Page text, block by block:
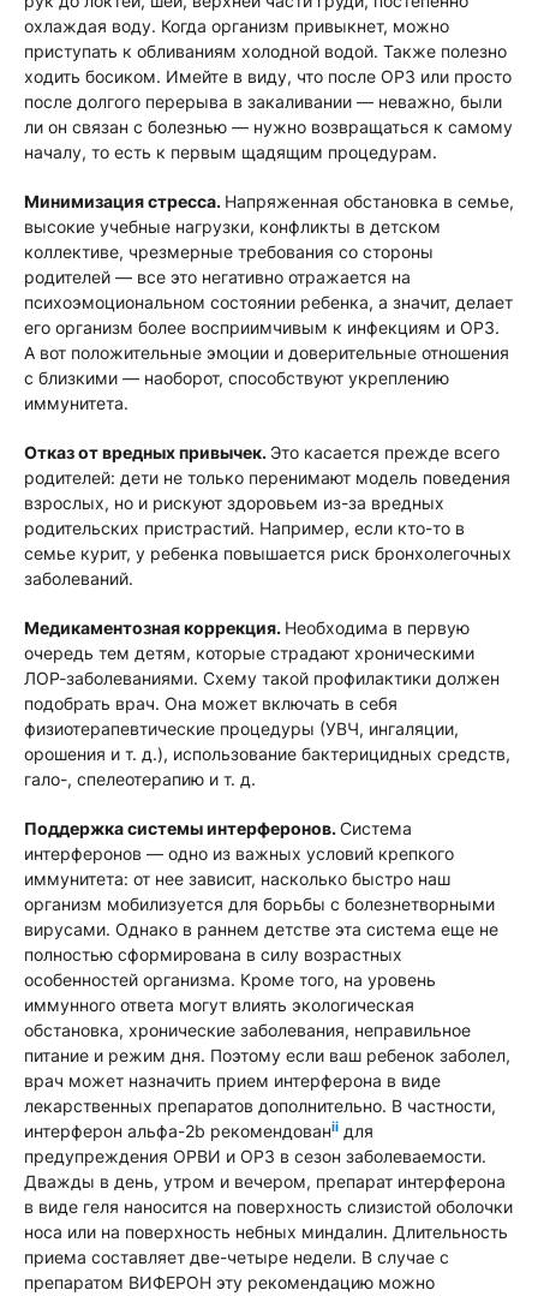
охлаждая воду. Когда организм привыкнет, можно
приступать к обливаниям холодной водой. Также полезно
ходить босиком. Имейте в виду, что после ОРЗ или просто
после долгого перерыва в закаливании — неважно, были
ли он связан с болезнью — нужно возвращаться к самому
началу, то есть к первым щадящим процедурам.
Минимизация стресса. Напряженная обстановка в семье,
высокие учебные нагрузки, конфликты в детском
коллективе, чрезмерные требования со стороны
родителей — все это негативно отражается на
психоэмоциональном состоянии ребенка, а значит, делает
его организм более восприимчивым к инфекциям и ОРЗ.
А вот положительные эмоции и доверительные отношения
с близкими — наоборот, способствуют укреплению
иммунитета.
Отказ от вредных привычек. Это касается прежде всего
родителей: дети не только перенимают модель поведения
взрослых, но и рискуют здоровьем из-за вредных
родительских пристрастий. Например, если кто-то в
семье курит, у ребенка повышается риск бронхолегочных
заболеваний.
Медикаментозная коррекция. Необходима в первую
очередь тем детям, которые страдают хроническими
ЛОР-заболеваниями. Схему такой профилактики должен
подобрать врач. Она может включать в себя
физиотерапевтические процедуры (УВЧ, ингаляции,
орошения и т. д.), использование бактерицидных средств,
гало-, спелеотерапию и т. д.
Поддержка системы интерферонов.Система
интерферонов — одно из важных условий крепкого
иммунитета: от нее зависит, насколько быстро наш
организм мобилизуется для борьбы с болезнетворными
вирусами. Однако в раннем детстве эта система еще не
полностью сформирована в силу возрастных
особенностей организма. Кроме того, на уровень
иммунного ответа могут влиять экологическая
обстановка, хронические заболевания, неправильное
питание и режим дня. Поэтому если ваш ребенок заболел,
врач может назначить прием интерферона в виде
лекарственных препаратов дополнительно. В частности,
интерферон альфа-2b рекомендованii для
предупреждения ОРВИ и ОРЗ в сезон заболеваемости.
Дважды в день, утром и вечером, препарат интерферона
в виде геля наносится на поверхность слизистой оболочки
носа или на поверхность небных миндалин. Длительность
приема составляет две-четыре недели. В случае с
препаратом ВИФЕРОН эту рекомендацию можно